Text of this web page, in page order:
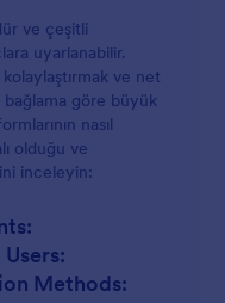
ve çeşitli
uyarlanabilir.
ve net
bağlama göre büyük
nasıl
olduğu ve
inceleyin:
Methods: